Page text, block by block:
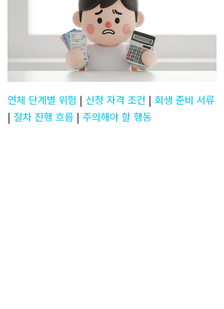
연체 단계별 위험 | 신청 자격 조건 | 회생 준비 서류
| 절차 진행 흐름 | 주의해야 할 행동